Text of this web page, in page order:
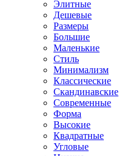
Элитные
Дешевые
Размеры
Большие
Маленькие
Стиль
Минимализм
Классические
Скандинавские
Современные
Форма
Высокие
Квадратные
Угловые